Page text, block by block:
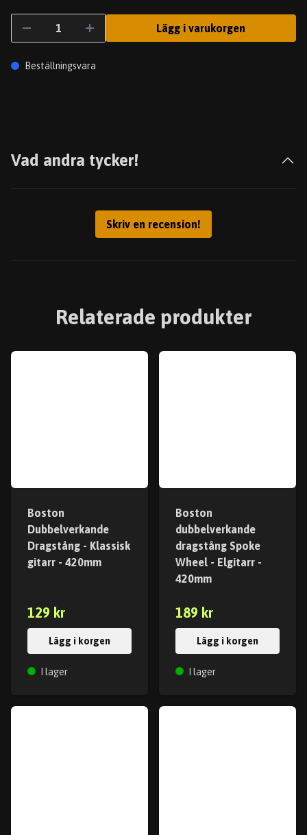
Lägg i varukorgen
Beställningsvara
Vad andra tycker!
Skriv en recension!
Relaterade produkter
Boston
Dubbelverkande
Dragstång - Klassisk
gitarr - 420mm
129 kr
Lägg i korgen
I lager
Boston
dubbelverkande
dragstång Spoke
Wheel - Elgitarr -
420mm
189 kr
Lägg i korgen
I lager